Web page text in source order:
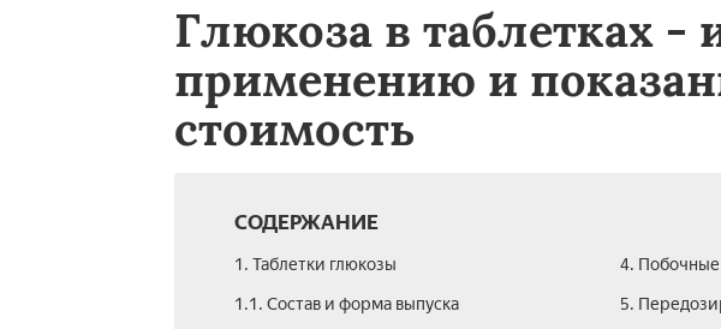
Глюкоза в таблетках -
применению и
стоимость
СОДЕРЖАНИЕ
1. Таблетки глюкозы
1.1. Состав и форма выпуска
4.
5.